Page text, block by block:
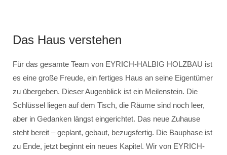
Das Haus verstehen
Für das gesamte Team von EYRICH-HALBIG HOLZBAU ist
es eine große Freude, ein fertiges Haus an seine Eigentümer
zu übergeben. Dieser Augenblick ist ein Meilenstein. Die
Schlüssel liegen auf dem Tisch, die Räume sind noch leer,
aber in Gedanken längst eingerichtet. Das neue Zuhause
steht bereit – geplant, gebaut, bezugsfertig. Die Bauphase ist
zu Ende, jetzt beginnt ein neues Kapitel. Wir von EYRICH-